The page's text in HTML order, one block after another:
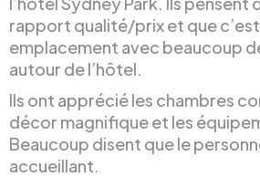
rapport qualité/prix et que
emplacement avec beaucoup
autour de l’hôtel.
Ils ont apprécié les chambres
décor magnifique et les
Beaucoup disent que le
accueillant.